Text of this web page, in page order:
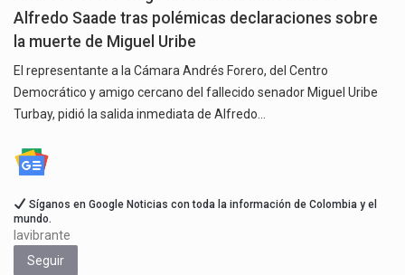
Alfredo Saade tras polémicas declaraciones sobre
la muerte de Miguel Uribe
El representante a la Cámara Andrés Forero, del Centro
Democrático y amigo cercano del fallecido senador Miguel Uribe
Turbay, pidió la salida inmediata de Alfredo…
Síganos en Google Noticias con toda la información de Colombia y el
mundo.
lavibrante
Seguir